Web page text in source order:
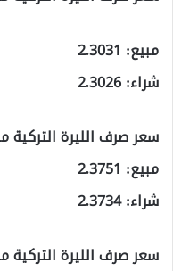
مبيع: 2.3031
شراء: 2.3026
سعر صرف الليرة التركية
مبيع: 2.3751
شراء: 2.3734
سعر صرف الليرة التركية